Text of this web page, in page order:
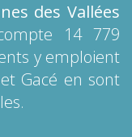
des Vallées
14 779
y emploient
Gacé en sont